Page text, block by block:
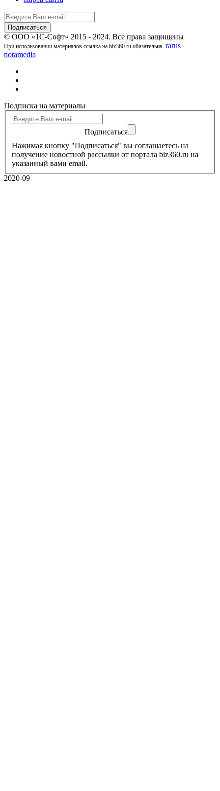
© ООО «1С-Софт» 2015 - 2024. Все права защищены
При использовании материалов ссылка на biz360.ru обязательна. rarus
notamedia
Подписка на материалы
Подписаться
Нажимая кнопку "Подписаться" вы соглашаетесь на
получение новостной рассылки от портала biz360.ru на
указанный вами email.
2020-09